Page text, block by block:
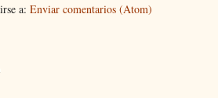
a: Enviar comentarios (Atom)